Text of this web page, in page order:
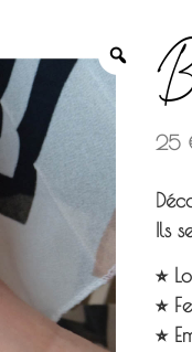
25
Ils
⭐︎
⭐︎
⭐︎